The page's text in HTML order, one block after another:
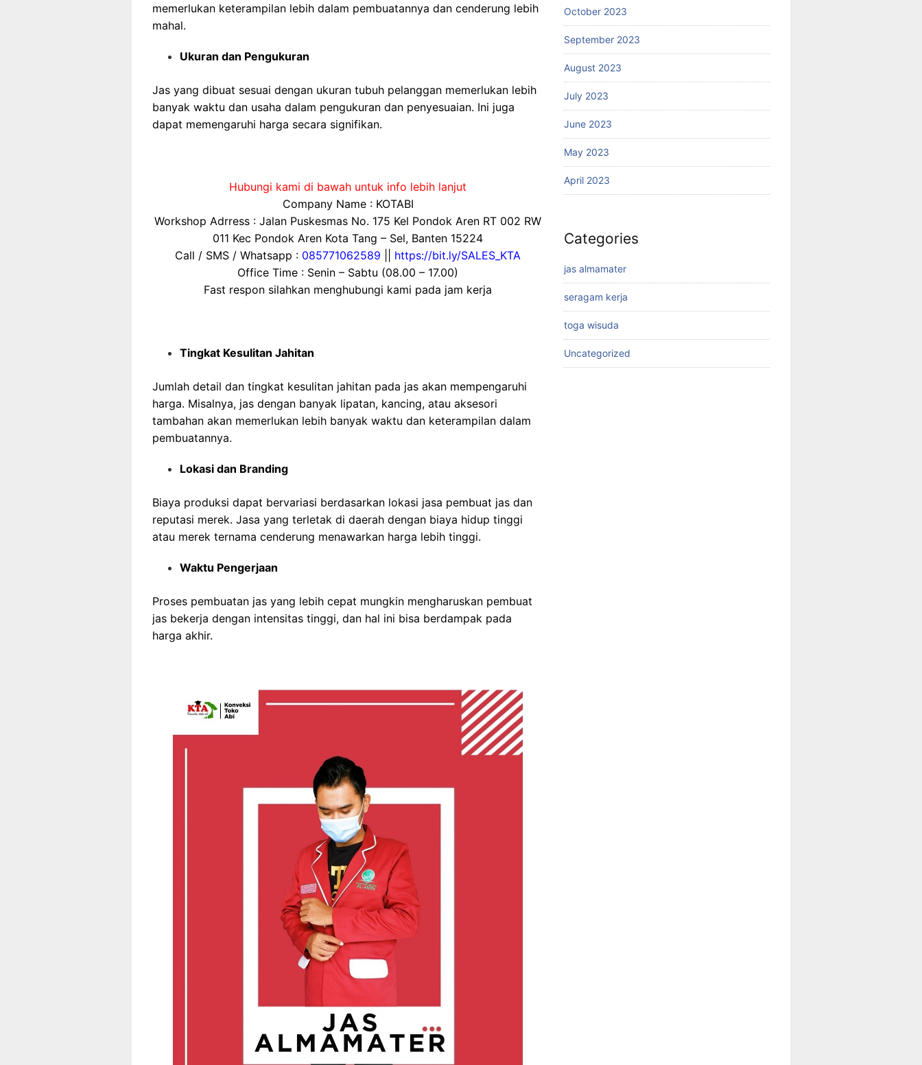
memerlukan keterampilan lebih dalam pembuatannya dan cenderung lebih
mahal.
Ukuran dan Pengukuran
Jas yang dibuat sesuai dengan ukuran tubuh pelanggan memerlukan lebih
banyak waktu dan usaha dalam pengukuran dan penyesuaian. Ini juga
dapat memengaruhi harga secara signifikan.
Hubungi kami di bawah untuk info lebih lanjut
Company Name : KOTABI
Workshop Adrress : Jalan Puskesmas No. 175 Kel Pondok Aren RT 002 RW
011 Kec Pondok Aren Kota Tang – Sel, Banten 15224
Call / SMS / Whatsapp : 085771062589
https://bit.ly/SALES_KTA
Office Time : Senin – Sabtu (08.00 – 17.00)
Fast respon silahkan menghubungi kami pada jam kerja
Tingkat Kesulitan Jahitan
Jumlah detail dan tingkat kesulitan jahitan pada jas akan mempengaruhi
harga. Misalnya, jas dengan banyak lipatan, kancing, atau aksesori
tambahan akan memerlukan lebih banyak waktu dan keterampilan dalam
pembuatannya.
Lokasi dan Branding
Biaya produksi dapat bervariasi berdasarkan lokasi jasa pembuat jas dan
reputasi merek. Jasa yang terletak di daerah dengan biaya hidup tinggi
atau merek ternama cenderung menawarkan harga lebih tinggi.
Waktu Pengerjaan
Proses pembuatan jas yang lebih cepat mungkin mengharuskan pembuat
jas bekerja dengan intensitas tinggi, dan hal ini bisa berdampak pada
harga akhir.
October 2023
September 2023
August 2023
July 2023
June 2023
May 2023
April 2023
Categories
jas almamater
seragam kerja
toga wisuda
Uncategorized